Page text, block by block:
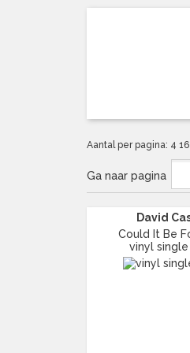
Aantal per pagina: 4 16
Ga naar pagina
David
Could It Be
vinyl single